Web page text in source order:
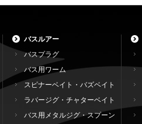
バスルアー
バスプラグ
バス用ワーム
スピナーベイト・バズベイト
ラバージグ・チャターベイト
バス用メタルジグ・スプーン